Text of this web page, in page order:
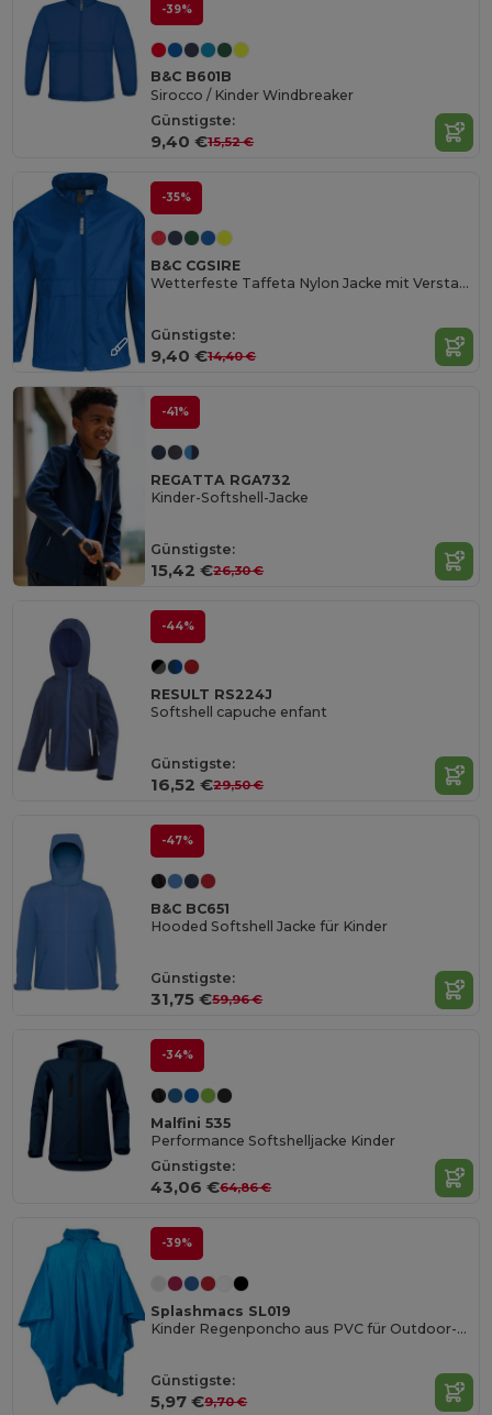
-39%
B&C B601B
Sirocco / Kinder Windbreaker
Günstigste:
9,40 €15,52 €
-35%
B&C CGSIRE
Wetterfeste Taffeta Nylon Jacke mit Verstaubarer Kapuze
Günstigste:
9,40 €14,40 €
-41%
REGATTA RGA732
Kinder-Softshell-Jacke
Günstigste:
15,42 €26,30 €
-44%
RESULT RS224J
Softshell capuche enfant
Günstigste:
16,52 €29,50 €
-47%
B&C BC651
Hooded Softshell Jacke für Kinder
Günstigste:
31,75 €59,96 €
-34%
Malfini 535
Performance Softshelljacke Kinder
Günstigste:
43,06 €64,86 €
-39%
Splashmacs SL019
Kinder Regenponcho aus PVC für Outdoor-Abenteuer
Günstigste:
5,97 €9,70 €